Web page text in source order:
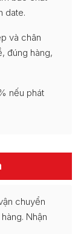
date.
và chân
đúng hàng,
nếu phát
chuyển
Nhận